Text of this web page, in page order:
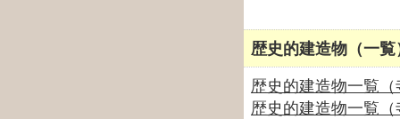
歴史的建造物（一
歴史的建造物一覧
歴史的建造物一覧